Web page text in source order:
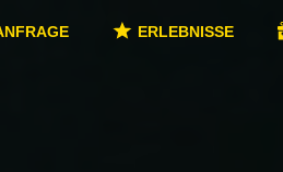
ERLEBNISSE